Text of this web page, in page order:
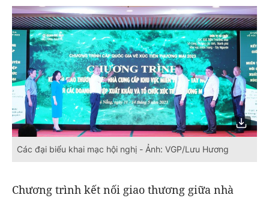
Các đại biểu khai mạc hội nghị - Ảnh: VGP/Lưu Hương
Chương trình kết nối giao thương giữa nhà